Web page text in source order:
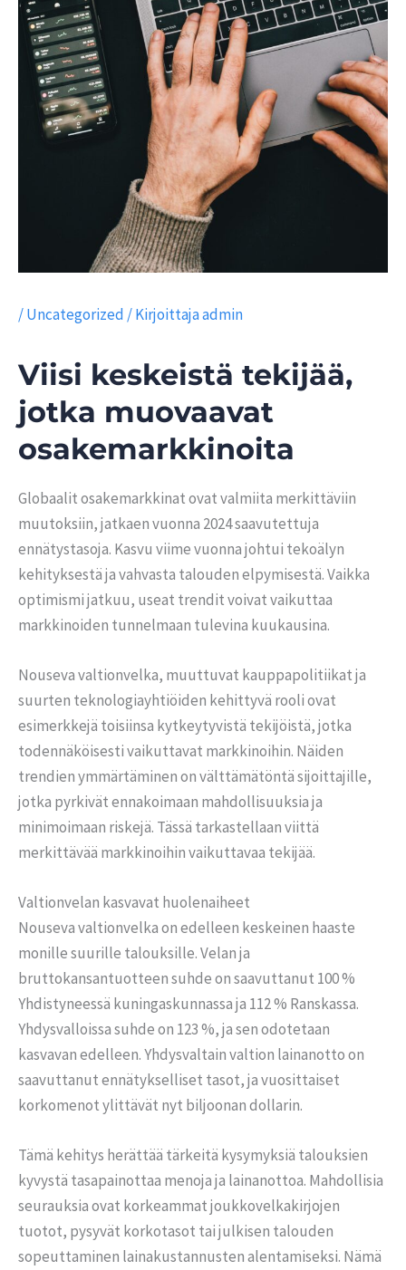
/Uncategorized / Kirjoittajaadmin
Viisi keskeistä tekijää,
jotka muovaavat
osakemarkkinoita
Globaalit osakemarkkinat ovat valmiita merkittäviin
muutoksiin, jatkaen vuonna 2024 saavutettuja
ennätystasoja. Kasvu viime vuonna johtui tekoälyn
kehityksestä ja vahvasta talouden elpymisestä. Vaikka
optimismi jatkuu, useat trendit voivat vaikuttaa
markkinoiden tunnelmaan tulevina kuukausina.
Nouseva valtionvelka, muuttuvat kauppapolitiikat ja
suurten teknologiayhtiöiden kehittyvä rooli ovat
esimerkkejä toisiinsa kytkeytyvistä tekijöistä, jotka
todennäköisesti vaikuttavat markkinoihin. Näiden
trendien ymmärtäminen on välttämätöntä sijoittajille,
jotka pyrkivät ennakoimaan mahdollisuuksia ja
minimoimaan riskejä. Tässä tarkastellaan viittä
merkittävää markkinoihin vaikuttavaa tekijää.
Valtionvelan kasvavat huolenaiheet
Nouseva valtionvelka on edelleen keskeinen haaste
monille suurille talouksille. Velan ja
bruttokansantuotteen suhde on saavuttanut 100 %
Yhdistyneessä kuningaskunnassa ja 112 % Ranskassa.
Yhdysvalloissa suhde on 123 %, ja sen odotetaan
kasvavan edelleen. Yhdysvaltain valtion lainanotto on
saavuttanut ennätykselliset tasot, ja vuosittaiset
korkomenot ylittävät nyt biljoonan dollarin.
Tämä kehitys herättää tärkeitä kysymyksiä talouksien
kyvystä tasapainottaa menoja ja lainanottoa. Mahdollisia
seurauksia ovat korkeammat joukkovelkakirjojen
tuotot, pysyvät korkotasot tai julkisen talouden
sopeuttaminen lainakustannusten alentamiseksi. Nämä